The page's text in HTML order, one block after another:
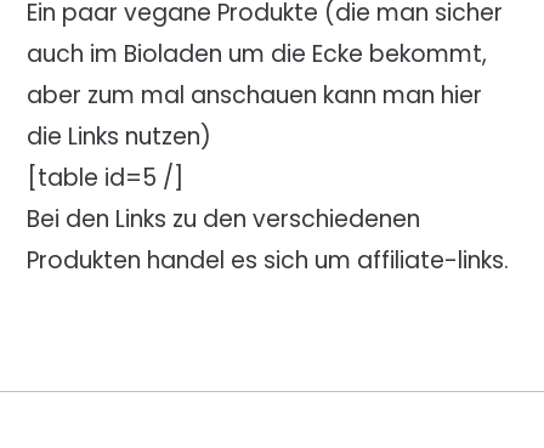
Ein paar vegane Produkte (die man sicher
auch im Bioladen um die Ecke bekommt,
aber zum mal anschauen kann man hier
die Links nutzen)
[table id=5 /]
Bei den Links zu den verschiedenen
Produkten handel es sich um affiliate-links.